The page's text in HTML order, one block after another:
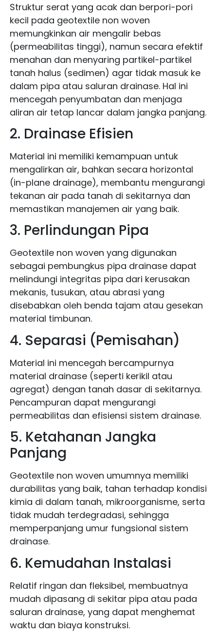
Struktur serat yang acak dan berpori-pori
kecil pada geotextile non woven
memungkinkan air mengalir bebas
(permeabilitas tinggi), namun secara efektif
menahan dan menyaring partikel-partikel
tanah halus (sedimen) agar tidak masuk ke
dalam pipa atau saluran drainase. Hal ini
mencegah penyumbatan dan menjaga
aliran air tetap lancar dalam jangka panjang.
2. Drainase Efisien
Material ini memiliki kemampuan untuk
mengalirkan air, bahkan secara horizontal
(in-plane drainage), membantu mengurangi
tekanan air pada tanah di sekitarnya dan
memastikan manajemen air yang baik.
3. Perlindungan Pipa
Geotextile non woven yang digunakan
sebagai pembungkus pipa drainase dapat
melindungi integritas pipa dari kerusakan
mekanis, tusukan, atau abrasi yang
disebabkan oleh benda tajam atau gesekan
material timbunan.
4. Separasi (Pemisahan)
Material ini mencegah bercampurnya
material drainase (seperti kerikil atau
agregat) dengan tanah dasar di sekitarnya.
Pencampuran dapat mengurangi
permeabilitas dan efisiensi sistem drainase.
5. Ketahanan Jangka
Panjang
Geotextile non woven umumnya memiliki
durabilitas yang baik, tahan terhadap kondisi
kimia di dalam tanah, mikroorganisme, serta
tidak mudah terdegradasi, sehingga
memperpanjang umur fungsional sistem
drainase.
6. Kemudahan Instalasi
Relatif ringan dan fleksibel, membuatnya
mudah dipasang di sekitar pipa atau pada
saluran drainase, yang dapat menghemat
waktu dan biaya konstruksi.